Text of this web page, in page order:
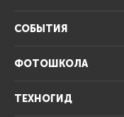
СОБЫТИЯ
ФОТОШКОЛА
ТЕХНОГИД